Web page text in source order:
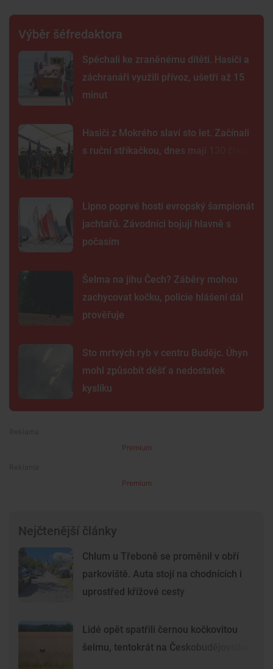
Výběr šéfredaktora
Spěchali ke zraněnému dítěti. Hasiči a
záchranáři využili přívoz, ušetří až 15
minut
Hasiči z Mokrého slaví sto let. Začínali
s ruční stříkačkou, dnes mají 130 členů
Lipno poprvé hostí evropský šampionát
jachtařů. Závodníci bojují hlavně s
počasím
Šelma na jihu Čech? Záběry mohou
zachycovat kočku, policie hlášení dál
prověřuje
Sto mrtvých ryb v centru Budějc. Úhyn
mohl způsobit déšť a nedostatek
kyslíku
Premium
Premium
Nejčtenější články
Chlum u Třeboně se proměnil v obří
parkoviště. Auta stojí na chodnících i
uprostřed křížové cesty
Lidé opět spatřili černou kočkovitou
šelmu, tentokrát na Českobudějovicku